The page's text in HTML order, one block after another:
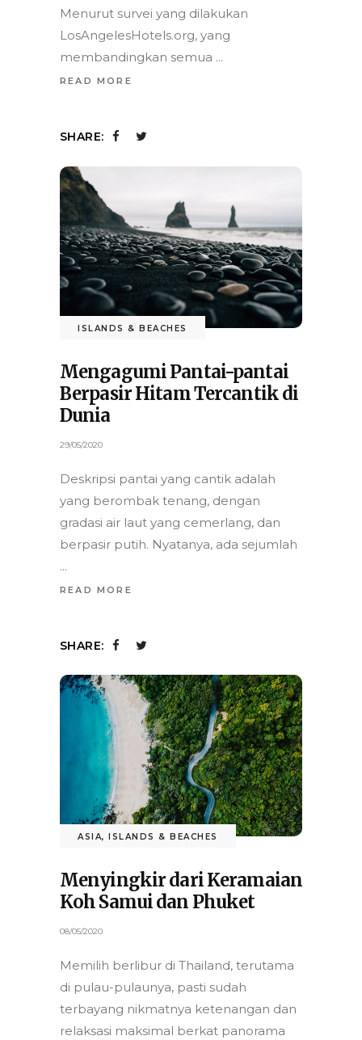
Menurut survei yang dilakukan
LosAngelesHotels.org, yang
membandingkan semua
READ MORE
SHARE:
ISLANDS & BEACHES
Mengagumi Pantai-pantai
Berpasir Hitam Tercantik di
Dunia
29/05/2020
Deskripsi pantai yang cantik adalah
yang berombak tenang, dengan
gradasi air laut yang cemerlang, dan
berpasir putih. Nyatanya, ada sejumlah
READ MORE
SHARE:
ASIA, ISLANDS & BEACHES
Menyingkir dari Keramaian
Koh Samui dan Phuket
08/05/2020
Memilih berlibur di Thailand, terutama
di pulau-pulaunya, pasti sudah
terbayang nikmatnya ketenangan dan
relaksasi maksimal berkat panorama